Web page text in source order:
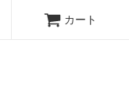
ーなどの北欧ヴィンテ
の作家の作品が並びま
カート